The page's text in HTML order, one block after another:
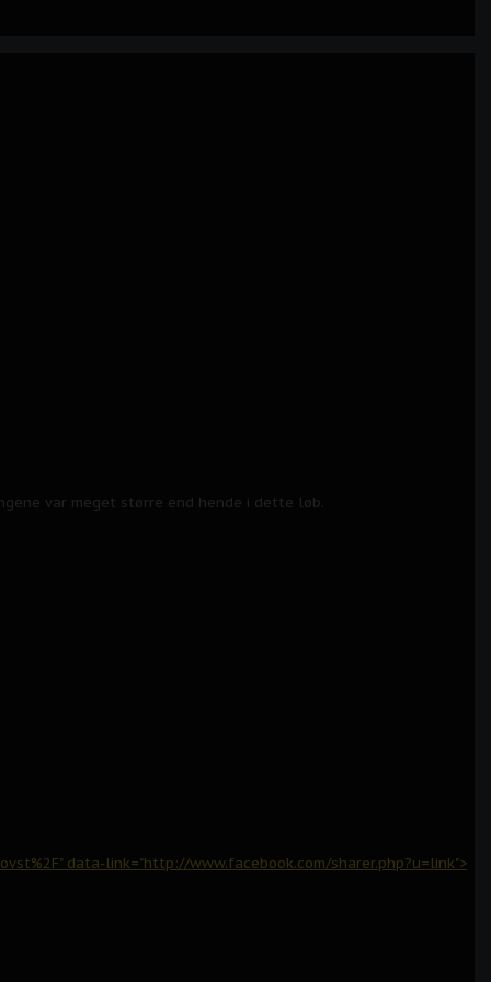
var meget større end hende i dette løb.
data-link="http://www.facebook.com/sharer.php?u=link">